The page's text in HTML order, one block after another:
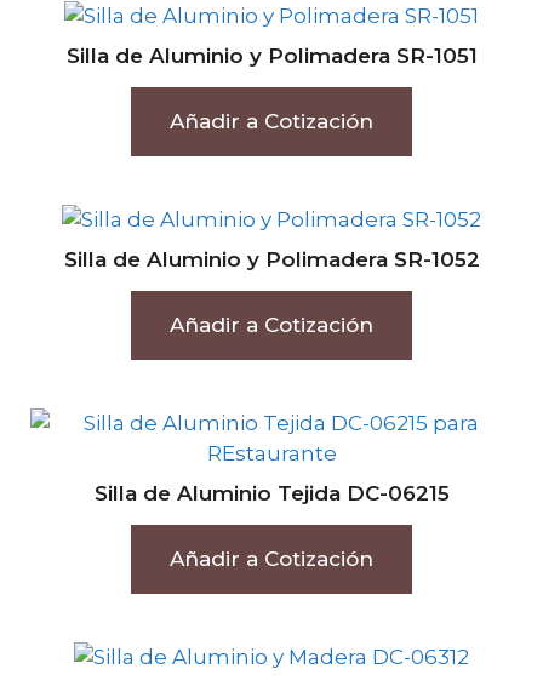
Silla de Aluminio y Polimadera SR-1051
Añadir a Cotización
Silla de Aluminio y Polimadera SR-1052
Añadir a Cotización
Silla de Aluminio Tejida DC-06215
Añadir a Cotización